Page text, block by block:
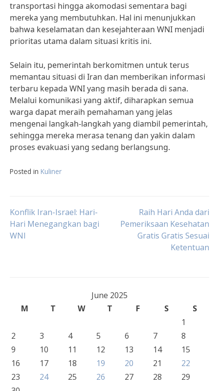
transportasi hingga akomodasi sementara bagi
mereka yang membutuhkan. Hal ini menunjukkan
bahwa keselamatan dan kesejahteraan WNI menjadi
prioritas utama dalam situasi kritis ini.
Selain itu, pemerintah berkomitmen untuk terus
memantau situasi di Iran dan memberikan informasi
terbaru kepada WNI yang masih berada di sana.
Melalui komunikasi yang aktif, diharapkan semua
warga dapat meraih pemahaman yang jelas
mengenai langkah-langkah yang diambil pemerintah,
sehingga mereka merasa tenang dan yakin dalam
proses evakuasi yang sedang berlangsung.
Posted in Kuliner
Post
navigation
Konflik Iran-Israel: Hari-
Hari Menegangkan bagi
WNI
Raih Hari Anda dari
Pemeriksaan Kesehatan
Gratis Gratis Sesuai
Ketentuan
June 2025
M
T W T F S
S
1
2
3 4 5 6 7
8
9
10 11 12 13 14
15
16
17 18 19 20 21
22
23
24 25 26 27 28
29